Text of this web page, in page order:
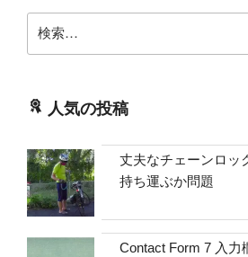
索:
人気の投稿
丈夫なチェーンロッ
持ち運ぶか問題
Contact Form 7 入力